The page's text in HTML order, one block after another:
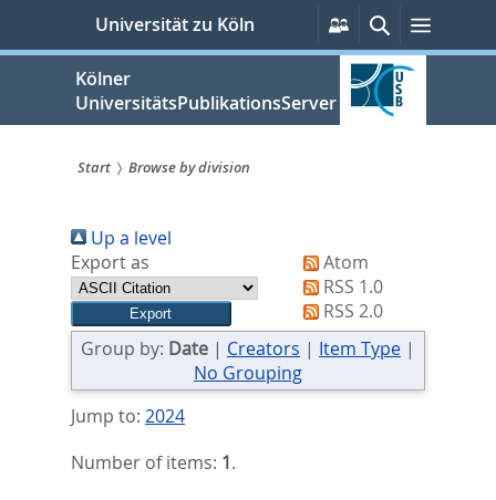
springen
Universität zu Köln
Persönliche
Services
Suche
Kölner
UniversitätsPublikationsServer
sind
hier:
Start Browse by division
Up a level
Export as
Atom
RSS 1.0
RSS 2.0
Group by: Date | Creators | Item Type |
No Grouping
Jump to: 2024
Number of items: 1.